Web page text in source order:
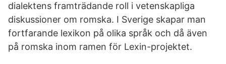
dialektens framträdande roll i vetenskapliga
diskussioner om romska. I Sverige skapar man
fortfarande lexikon på olika språk och då även
på romska inom ramen för Lexin-projektet.